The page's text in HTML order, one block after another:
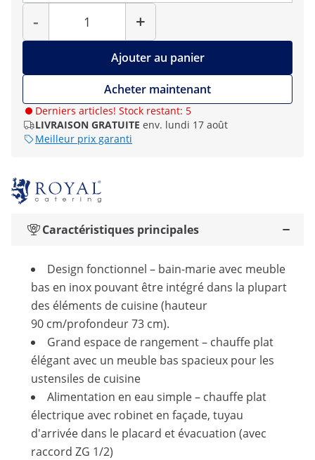
-
Quantité
+
Ajouter au panier
Acheter maintenant
Derniers articles! Stock restant: 5
LIVRAISON GRATUITE env. lundi 17 août
Meilleur prix garanti
Caractéristiques principales
Design fonctionnel – bain-marie avec meuble
bas en inox pouvant être intégré dans la plupart
des éléments de cuisine (hauteur
90 cm/profondeur 73 cm).
Grand espace de rangement – chauffe plat
élégant avec un meuble bas spacieux pour les
ustensiles de cuisine
Alimentation en eau simple – chauffe plat
électrique avec robinet en façade, tuyau
d'arrivée dans le placard et évacuation (avec
raccord ZG 1/2)